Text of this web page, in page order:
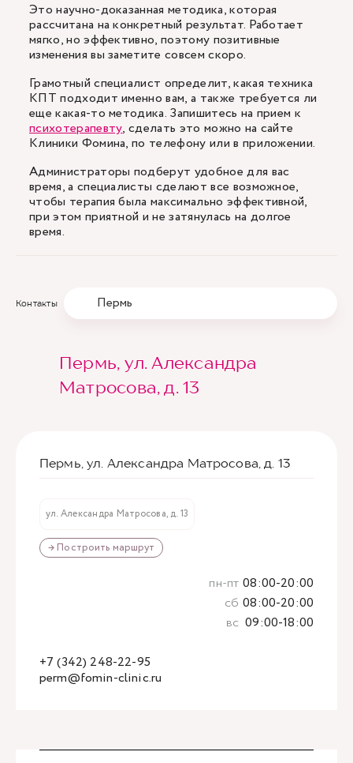
Это научно-доказанная методика, которая
рассчитана на конкретный результат. Работает
мягко, но эффективно, поэтому позитивные
изменения вы заметите совсем скоро.
Грамотный специалист определит, какая техника
КПТ подходит именно вам, а также требуется ли
еще какая-то методика. Запишитесь на прием к
психотерапевту, сделать это можно на сайте
Клиники Фомина, по телефону или в приложении.
Администраторы подберут удобное для вас
время, а специалисты сделают все возможное,
чтобы терапия была максимально эффективной,
при этом приятной и не затянулась на долгое
время.
Контакты Пермь
Пермь, ул. Александра
Матросова, д. 13
Пермь, ул. Александра Матросова, д. 13
ул. Александра Матросова, д. 13
→ Построить маршрут
perm@fomin-clinic.ru
+7 (342) 248-22-95
пн-пт 08:00-20:00
сб 08:00-20:00
вс 09:00-18:00